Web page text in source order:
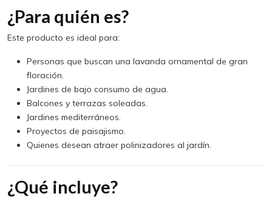
¿Para quién es?
Este producto es ideal para:
Personas que buscan una lavanda ornamental de gran
floración.
Jardines de bajo consumo de agua.
Balcones y terrazas soleadas.
Jardines mediterráneos.
Proyectos de paisajismo.
Quienes desean atraer polinizadores al jardín.
¿Qué incluye?